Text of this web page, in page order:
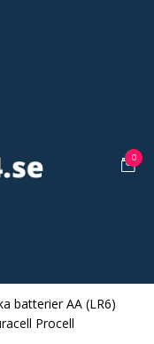
0
batterier AA (LR6)
Procell